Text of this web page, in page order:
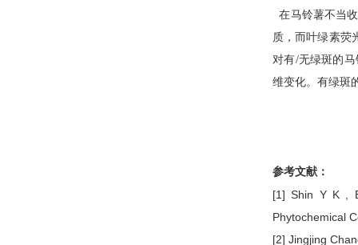
在马铃薯不当
质，而叶绿素荧
对有/无绿斑的
维变化。有绿斑
参考文献：
[1]Shin Y K ,
Phytochemical
[2] Jingjing